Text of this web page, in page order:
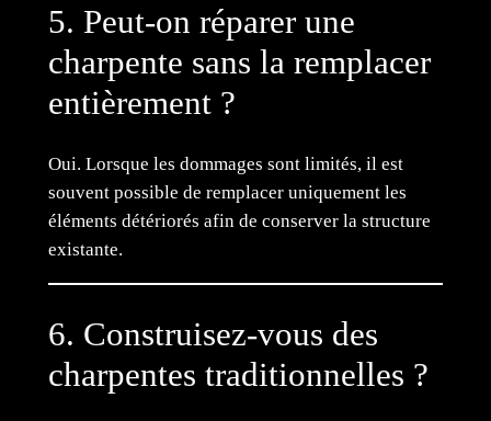
5. Peut-on réparer une
charpente sans la remplacer
entièrement ?
Oui. Lorsque les dommages sont limités, il est
souvent possible de remplacer uniquement les
éléments détériorés afin de conserver la structure
existante.
6. Construisez-vous des
charpentes traditionnelles ?